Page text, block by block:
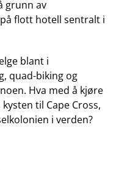
grunn av
flott hotell sentralt i
blant i
quad-biking og
Hva med å kjøre
til Cape Cross,
i verden?